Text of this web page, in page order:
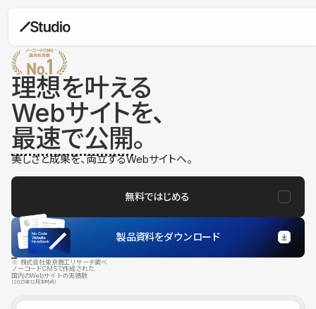
理想を叶える
Webサイトを、
最速で公開。
美しさと成果を、両立するWebサイトへ。
無料ではじめる
製品資料をダウンロード
※ 株式会社東京商工リサーチ調べ
ノーコードCMSで作成された
国内のWebサイトの実績数
（2025年12月末時点）